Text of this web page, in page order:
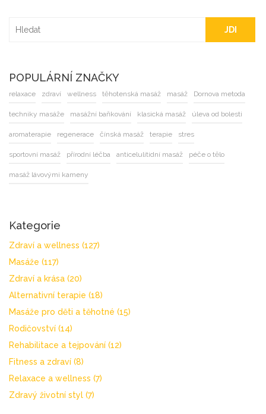
JDI
POPULÁRNÍ ZNAČKY
relaxace zdraví wellness těhotenská masáž masáž Dornova metoda
techniky masáže masážní baňkování klasická masáž úleva od bolesti
aromaterapie regenerace čínská masáž terapie stres
sportovní masáž přírodní léčba anticelulitidní masáž péče o tělo
masáž lávovými kameny
Kategorie
Zdraví a wellness (127)
Masáže (117)
Zdraví a krása (20)
Alternativní terapie (18)
Masáže pro děti a těhotné (15)
Rodičovství (14)
Rehabilitace a tejpování (12)
Fitness a zdraví (8)
Relaxace a wellness (7)
Zdravý životní styl (7)